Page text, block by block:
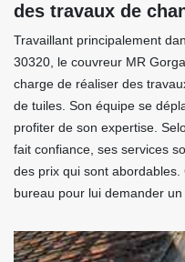
des travaux de
Travaillant principalement
30320, le couvreur MR
charge de réaliser des
de tuiles. Son équipe se
profiter de son expertise.
fait confiance, ses services
des prix qui sont
bureau pour lui demander un